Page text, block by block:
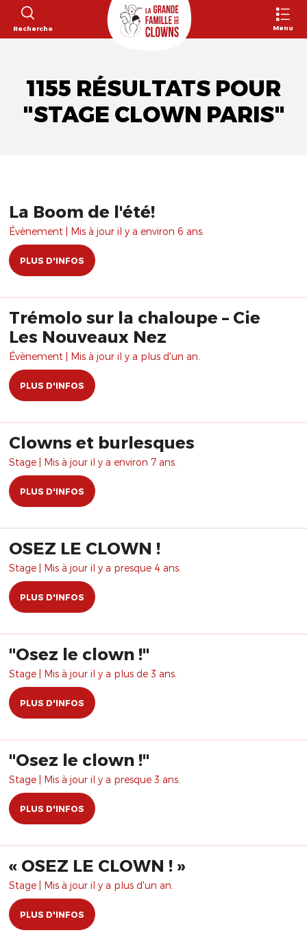
Recherche Menu
1155 RÉSULTATS POUR
"STAGE CLOWN PARIS"
La Boom de l'été!
Évènement | Mis à jour il y a environ 6 ans.
PLUS D'INFOS
Trémolo sur la chaloupe – Cie
Les Nouveaux Nez
Évènement | Mis à jour il y a plus d'un an.
PLUS D'INFOS
Clowns et burlesques
Stage | Mis à jour il y a environ 7 ans.
PLUS D'INFOS
OSEZ LE CLOWN !
Stage | Mis à jour il y a presque 4 ans.
PLUS D'INFOS
"Osez le clown !"
Stage | Mis à jour il y a plus de 3 ans.
PLUS D'INFOS
​"Osez le clown !"
Stage | Mis à jour il y a presque 3 ans.
PLUS D'INFOS
« OSEZ LE CLOWN ! »
Stage | Mis à jour il y a plus d'un an.
PLUS D'INFOS